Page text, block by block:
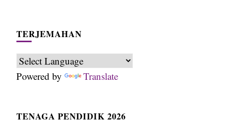
TERJEMAHAN
Powered by Translate
TENAGA PENDIDIK 2026